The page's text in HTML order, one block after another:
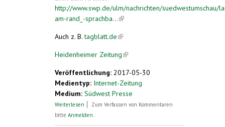
http://www.swp.de/ulm/nachrichten/suedwestumschau/
am-rand_-sprachba...(link is external)
Auch z. B.tagblatt.de(link is external)
Heidenheimer Zeitung(link is external)
Veröffentlichung: 2017-05-30
Medientyp: Internet-Zeitung
Medium: Südwest Presse
Weiterlesen über Sprachbarriere auf Esperanto
Zum Verfassen von Kommentaren
bitte Anmelden.